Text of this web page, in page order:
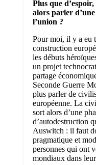
Plus que
alors parler
l’union ?
Pour moi, il y a eu
construction
les débuts
un projet
partage
Seconde Guerre
plus parler de
européenne. La
sort alors d’une
d’autodestruction
Auswitch : il faut
pragmatique et
personnes qui ont
mondiaux dans